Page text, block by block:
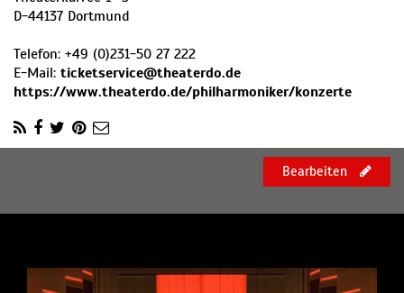
D-44137 Dortmund
Telefon: +49 (0)231-50 27 222
E-Mail: ticketservice@theaterdo.de
https://www.theaterdo.de/philharmoniker/konzerte
Bearbeiten